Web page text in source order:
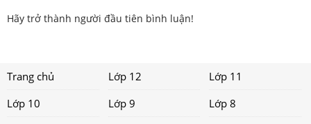
Hãy trở thành người đầu tiên bình luận!
Trang chủ Lớp 12
Lớp 11
Lớp 10
Lớp 9
Lớp 8